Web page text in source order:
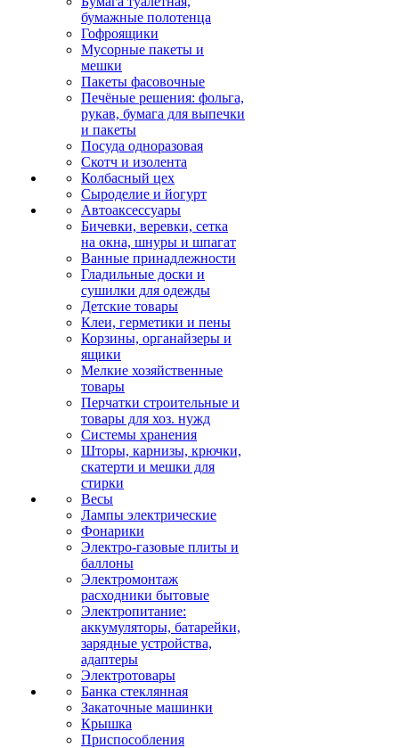
бумажные полотенца
Гофроящики
Мусорные пакеты и
мешки
Пакеты фасовочные
Печёные решения: фольга,
рукав, бумага для выпечки
и пакеты
Посуда одноразовая
Скотч и изолента
Колбасный цех
Сыроделие и йогурт
Автоаксессуары
Бичевки, веревки, сетка
на окна, шнуры и шпагат
Ванные принадлежности
Гладильные доски и
сушилки для одежды
Детские товары
Клеи, герметики и пены
Корзины, органайзеры и
ящики
Мелкие хозяйственные
товары
Перчатки строительные и
товары для хоз. нужд
Системы хранения
Шторы, карнизы, крючки,
скатерти и мешки для
стирки
Весы
Лампы электрические
Фонарики
Электро-газовые плиты и
баллоны
Электромонтаж
расходники бытовые
Электропитание:
аккумуляторы, батарейки,
зарядные устройства,
адаптеры
Электротовары
Банка стеклянная
Закаточные машинки
Крышка
Приспособления